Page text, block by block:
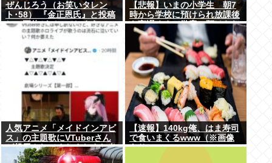
ぜんじろう（お笑いタレン
ト･58） 『金正恩氏』と投稿
して正体がバレてしまう
【悲報】いまの小学生 朝7
時から学校に預けられ放課後
も夜遅くまで学童に預けられ
る生活をしていたwww
人気アニメ「メイドインアビ
ス」の主題歌にVTuberさん
が起用されてまたまたまた炎
上、もう何回目だよ…
【速報】140kg俺、はま寿司
で食いまくるwww（※画像
あり）